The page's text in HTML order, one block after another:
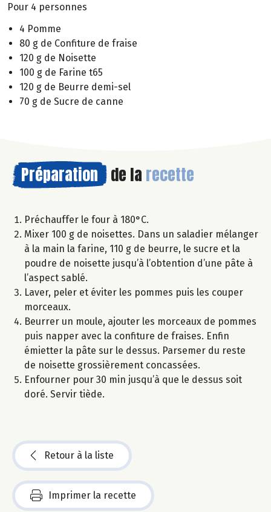
Pour 4 personnes
4 Pomme
80 g de Confiture de fraise
120 g de Noisette
100 g de Farine t65
120 g de Beurre demi-sel
70 g de Sucre de canne
Préparation de la recette
Préchauffer le four à 180°C.
Mixer 100 g de noisettes. Dans un saladier mélanger
à la main la farine, 110 g de beurre, le sucre et la
poudre de noisette jusqu’à l’obtention d’une pâte à
l’aspect sablé.
Laver, peler et éviter les pommes puis les couper
morceaux.
Beurrer un moule, ajouter les morceaux de pommes
puis napper avec la confiture de fraises. Enfin
émietter la pâte sur le dessus. Parsemer du reste
de noisette grossièrement concassées.
Enfourner pour 30 min jusqu’à que le dessus soit
doré. Servir tiède.
Retour à la liste
Imprimer la recette